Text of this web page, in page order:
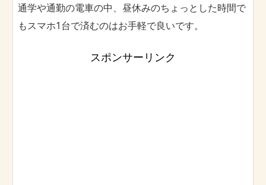
通学や通勤の電車の中、昼休みのちょっとした時間で
もスマホ1台で済むのはお手軽で良いです。
スポンサーリンク